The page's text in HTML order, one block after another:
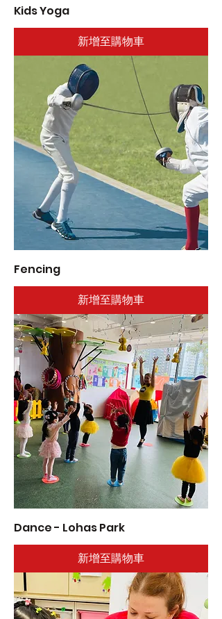
Kids Yoga
新增至購物車
Fencing
新增至購物車
Dance - Lohas Park
新增至購物車